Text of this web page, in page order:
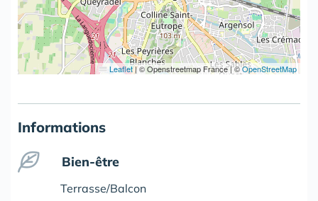
Leaflet|© Openstreetmap France | ©OpenStreetMap
Informations
Bien-être
Terrasse/Balcon